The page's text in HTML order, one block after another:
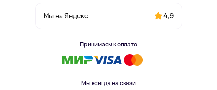
Мы на Яндекс 4,9
Принимаем к оплате
Мы всегда на связи